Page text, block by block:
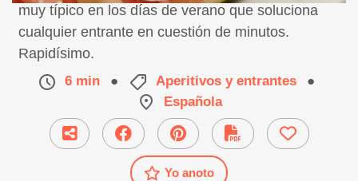
muy típico en los días de verano que soluciona
cualquier entrante en cuestión de minutos.
Rapidísimo.
6 min ● Aperitivos y entrantes
●
Española
Yo anoto